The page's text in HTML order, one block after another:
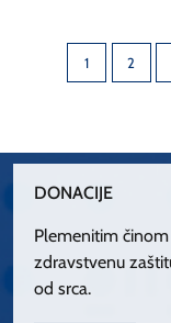
1 2
DONACIJE
Plemenitim
zdravstvenu
od srca.